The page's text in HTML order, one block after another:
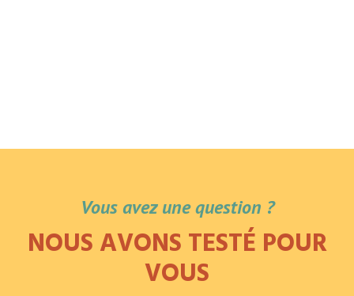
Vous avez une question ?
NOUS AVONS TESTÉ POUR
VOUS